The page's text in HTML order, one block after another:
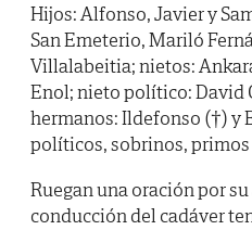
Hijos: Alfonso, Javier y
San Emeterio, Mariló
Villalabeitia; nietos:
Enol; nieto político: David
hermanos: Ildefonso (†) y
políticos, sobrinos,
Ruegan una oración por
conducción del cadáver